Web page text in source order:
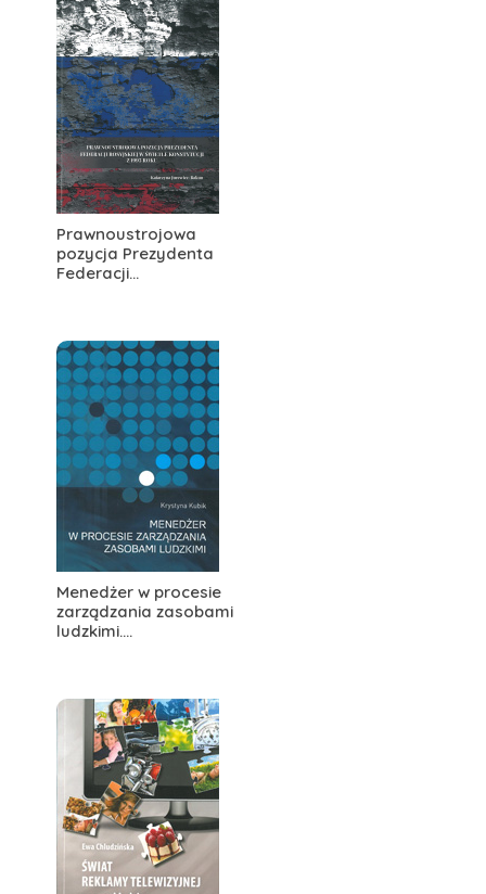
Prawnoustrojowa
pozycja Prezydenta
Federacji...
Menedżer w procesie
zarządzania zasobami
ludzkimi....